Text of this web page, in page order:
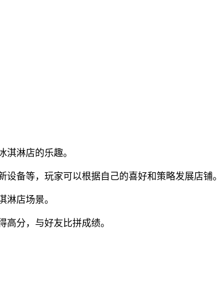
淇淋店的乐趣。
备等，玩家可以根据自己的喜好和策略发展店铺。
淋店场景。
分，与好友比拼成绩。